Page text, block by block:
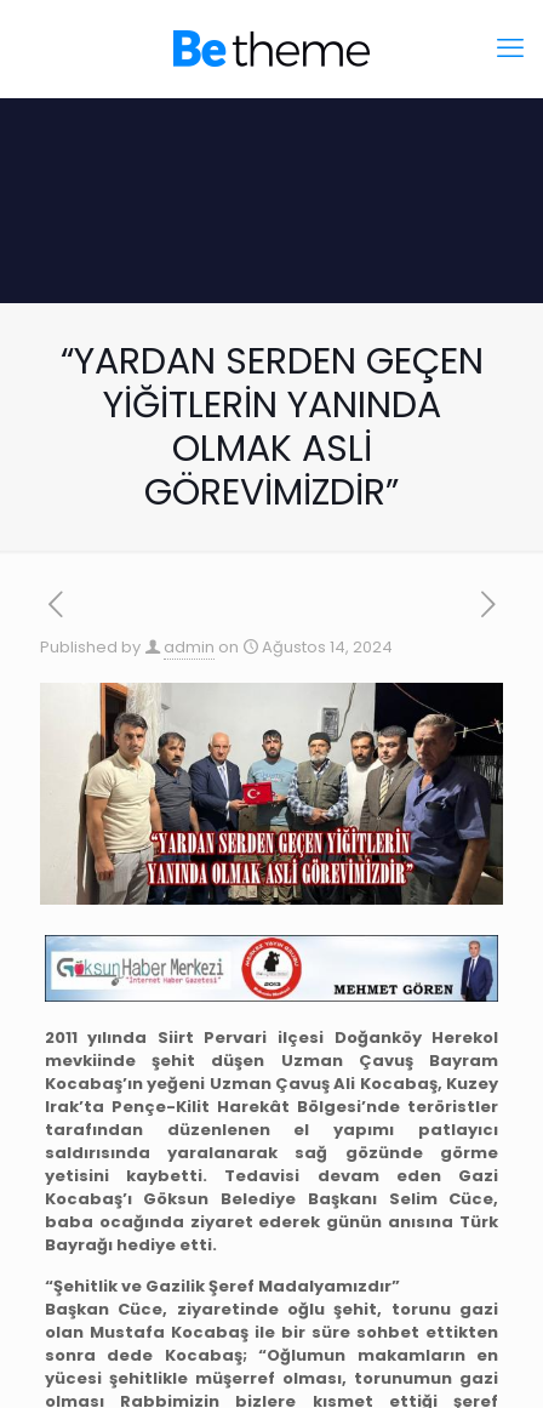
“YARDAN SERDEN GEÇEN
YİĞİTLERİN YANINDA
OLMAK ASLİ
GÖREVİMİZDİR”
Published by admin on Ağustos 14, 2024
2011 yılında Siirt Pervari ilçesi Doğanköy Herekol
mevkiinde şehit düşen Uzman Çavuş Bayram
Kocabaş’ın yeğeni Uzman Çavuş Ali Kocabaş, Kuzey
Irak’ta Pençe-Kilit Harekât Bölgesi’nde teröristler
tarafından düzenlenen el yapımı patlayıcı
saldırısında yaralanarak sağ gözünde görme
yetisini kaybetti. Tedavisi devam eden Gazi
Kocabaş’ı Göksun Belediye Başkanı Selim Cüce,
baba ocağında ziyaret ederek günün anısına Türk
Bayrağı hediye etti.
“Şehitlik ve Gazilik Şeref Madalyamızdır”
Başkan Cüce, ziyaretinde oğlu şehit, torunu gazi
olan Mustafa Kocabaş ile bir süre sohbet ettikten
sonra dede Kocabaş; “Oğlumun makamların en
yücesi şehitlikle müşerref olması, torunumun gazi
olması Rabbimizin bizlere kısmet ettiği şeref